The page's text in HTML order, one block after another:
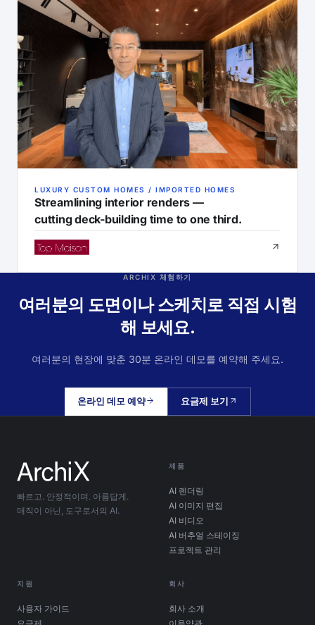
LUXURY CUSTOM HOMES / IMPORTED HOMES
Streamlining interior renders —
cutting deck-building time to one third.
ARCHIX 체험하기
여러분의 도면이나 스케치로 직접 시험
해 보세요.
여러분의 현장에 맞춘 30분 온라인 데모를 예약해 주세요.
온라인 데모 예약 요금제 보기
빠르고. 안정적이며. 아름답게.
매직이 아닌, 도구로서의 AI.
제품
AI 렌더링
AI 이미지 편집
AI 비디오
AI 버추얼 스테이징
프로젝트 관리
지원
사용자 가이드
회사
회사 소개